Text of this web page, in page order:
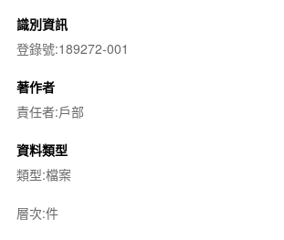
識別資訊
登錄號:189272-001
著作者
責任者:戶部
資料類型
類型:檔案
層次:件